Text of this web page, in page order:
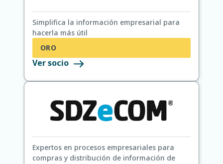
Simplifica la información empresarial para
hacerla más útil
ORO
Ver socio
Expertos en procesos empresariales para
compras y distribución de información de